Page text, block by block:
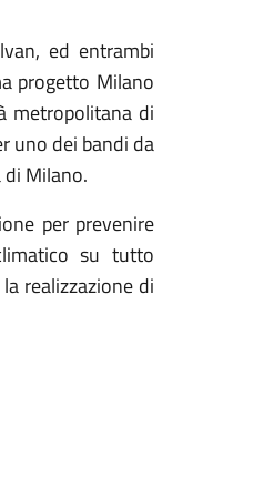
ed entrambi
progetto Milano
metropolitana di
uno dei bandi da
Milano.
per prevenire
su tutto
realizzazione di